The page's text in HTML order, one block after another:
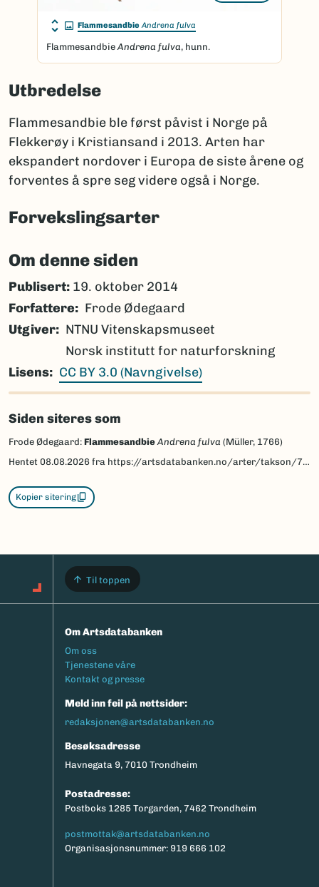
Flammesandbie Andrena fulva
Flammesandbie Andrena fulva, hunn.
Utbredelse
Flammesandbie ble først påvist i Norge på
Flekkerøy i Kristiansand i 2013. Arten har
ekspandert nordover i Europa de siste årene og
forventes å spre seg videre også i Norge.
Forvekslingsarter
Om denne siden
Publisert: 19. oktober 2014
Forfattere
Frode Ødegaard
Utgiver
NTNU Vitenskapsmuseet
Norsk institutt for naturforskning
Lisens
CC BY 3.0 (Navngivelse)
Siden siteres som
Frode Ødegaard: Flammesandbie Andrena fulva (Müller, 1766)
Hentet 08.08.2026 fra https://artsdatabanken.no/arter/takson/78023/beskrivelse
Kopier sitering
Til toppen
Om Artsdatabanken
Footermeny
Om oss
Tjenestene våre
Kontakt og presse
Meld inn feil på nettsider:
redaksjonen@artsdatabanken.no
Besøksadresse
Havnegata 9, 7010 Trondheim
Postadresse:
Postboks 1285 Torgarden, 7462 Trondheim
postmottak@artsdatabanken.no
Organisasjonsnummer: 919 666 102